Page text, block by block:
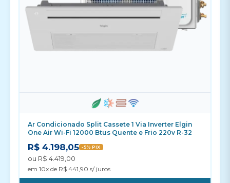
Ar Condicionado Split Cassete 1 Via Inverter Elgin
One Air Wi-Fi 12000 Btus Quente e Frio 220v R-32
R$ 4.198,05 -5% PIX
ou R$ 4.419,00
em 10x de R$ 441,90 s/ juros